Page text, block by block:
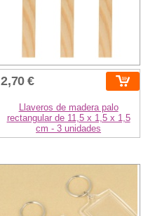
2,70 €
Llaveros de madera palo
rectangular de 11,5 x 1,5 x 1,5
cm - 3 unidades